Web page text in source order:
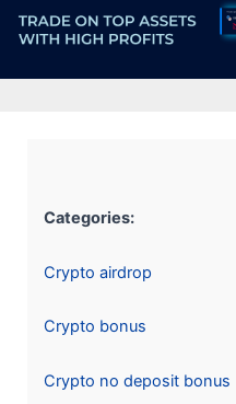
Categories:
Crypto airdrop
Crypto bonus
Crypto no deposit bonus